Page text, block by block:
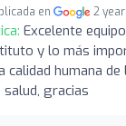
en 2
Excelente
y lo más
calidad humana
gracias